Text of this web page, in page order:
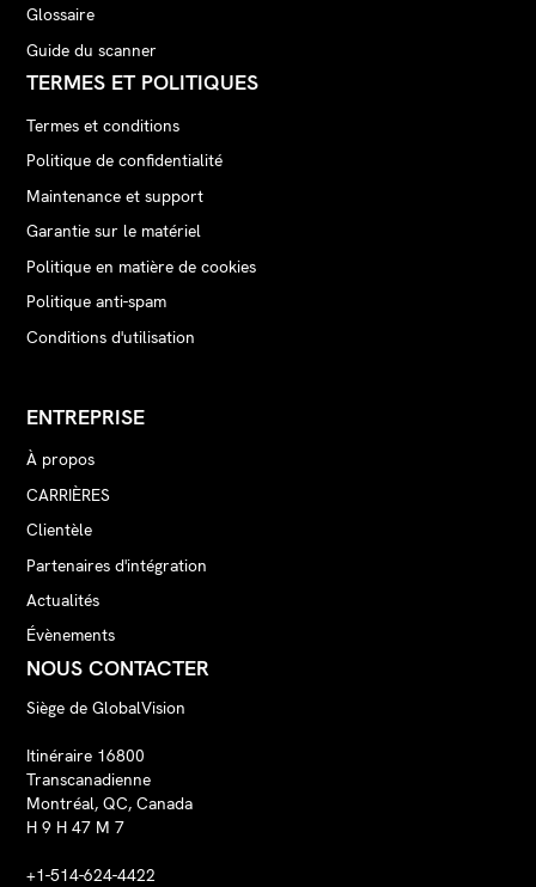
Glossaire
Guide du scanner
TERMES ET POLITIQUES
Termes et conditions
Politique de confidentialité
Maintenance et support
Garantie sur le matériel
Politique en matière de cookies
Politique anti-spam
Conditions d'utilisation
ENTREPRISE
À propos
CARRIÈRES
Clientèle
Partenaires d'intégration
Actualités
Évènements
NOUS CONTACTER
Siège de GlobalVision
Itinéraire 16800
Transcanadienne
Montréal, QC, Canada
H 9 H 47 M 7
+1-514-624-4422